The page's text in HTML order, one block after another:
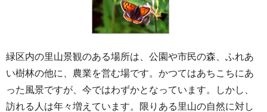
緑区内の里山景観のある場所は、公園や市民の森、ふれあ
い樹林の他に、農業を営む場です。かつてはあちこちにあ
った風景ですが、今ではわずかとなっています。しかし、
訪れる人は年々増えています。限りある里山の自然に対し